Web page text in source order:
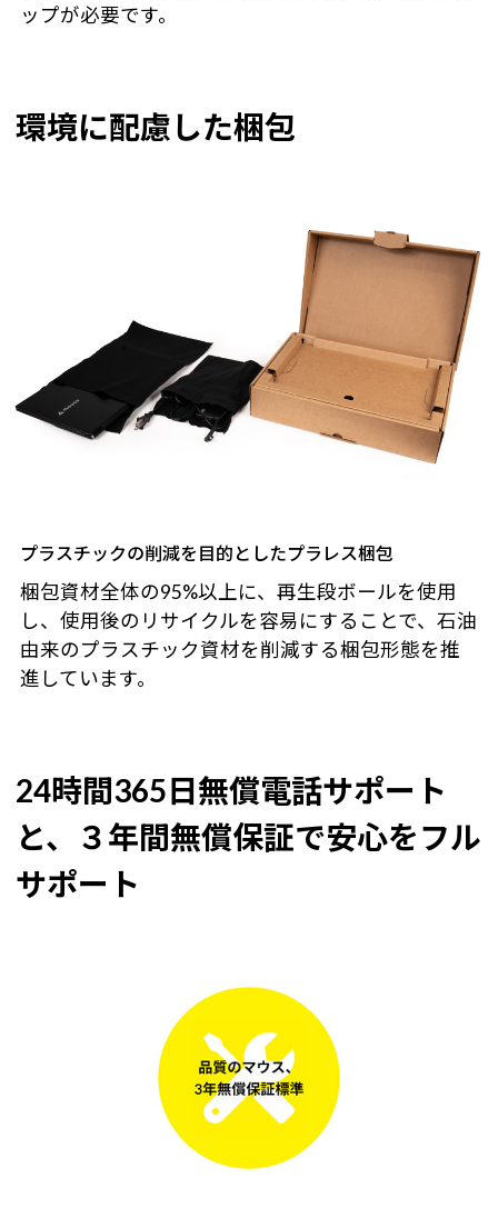
ップが必要です。
環境に配慮した梱包
プラスチックの削減を目的としたプラレス梱包
梱包資材全体の95%以上に、再生段ボールを使用
し、使用後のリサイクルを容易にすることで、石油
由来のプラスチック資材を削減する梱包形態を推
進しています。
24時間365日無償電話サポート
と、３年間無償保証で安心をフル
サポート